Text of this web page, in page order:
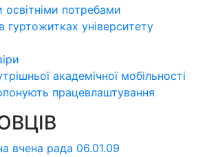
потребами
університету
академічної мобільності
працевлаштування
вчена рада 06.01.09